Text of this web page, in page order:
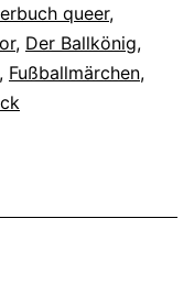
queer,
, Der Ballkönig,
, Fußballmärchen,